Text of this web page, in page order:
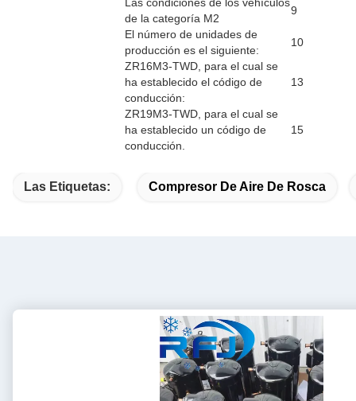
de la categoría M2
9
El número de unidades de
producción es el siguiente:
10
ZR16M3-TWD, para el cual se
ha establecido el código de
conducción:
13
ZR19M3-TWD, para el cual se
ha establecido un código de
conducción.
15
Las Etiquetas: Compresor De Aire De Rosca